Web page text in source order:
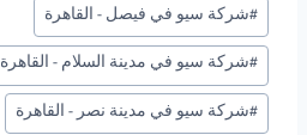
#شركة سيو في فيصل - القاهرة
#شركة سيو في مدينة السلام - القاهرة
#شركة سيو في مدينة نصر - القاهرة